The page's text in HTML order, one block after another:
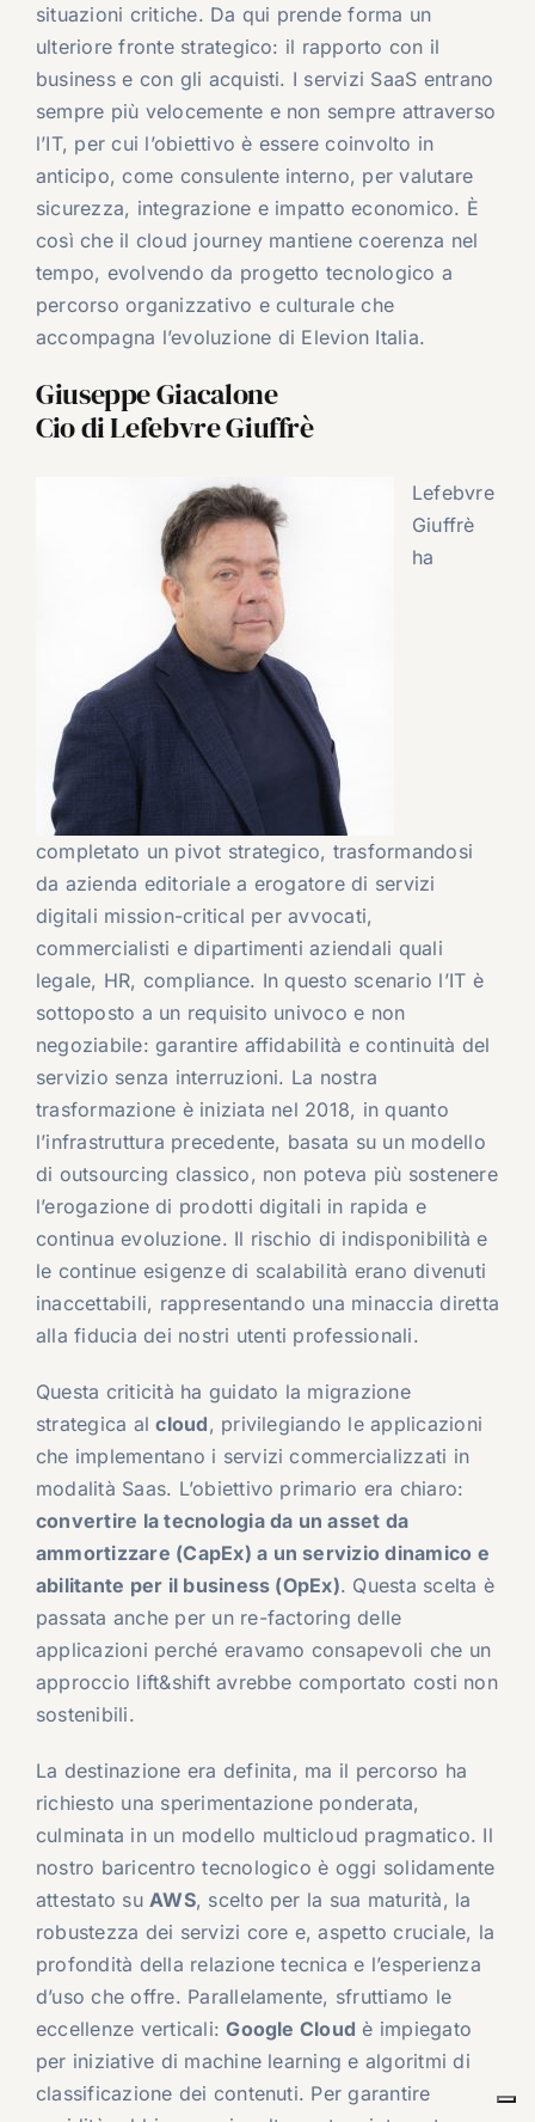
situazioni critiche. Da qui prende forma un
ulteriore fronte strategico: il rapporto con il
business e con gli acquisti. I servizi SaaS entrano
sempre più velocemente e non sempre attraverso
l’IT, per cui l’obiettivo è essere coinvolto in
anticipo, come consulente interno, per valutare
sicurezza, integrazione e impatto economico. È
così che il cloud journey mantiene coerenza nel
tempo, evolvendo da progetto tecnologico a
percorso organizzativo e culturale che
accompagna l’evoluzione di Elevion Italia.
Giuseppe Giacalone
Cio di Lefebvre Giuffrè
Lefebvre
Giuffrè
ha
completato un pivot strategico, trasformandosi
da azienda editoriale a erogatore di servizi
digitali mission-critical per avvocati,
commercialisti e dipartimenti aziendali quali
legale, HR, compliance. In questo scenario l’IT è
sottoposto a un requisito univoco e non
negoziabile: garantire affidabilità e continuità del
servizio senza interruzioni. La nostra
trasformazione è iniziata nel 2018, in quanto
l’infrastruttura precedente, basata su un modello
di outsourcing classico, non poteva più sostenere
l’erogazione di prodotti digitali in rapida e
continua evoluzione. Il rischio di indisponibilità e
le continue esigenze di scalabilità erano divenuti
inaccettabili, rappresentando una minaccia diretta
alla fiducia dei nostri utenti professionali.
Questa criticità ha guidato la migrazione
strategica alcloud, privilegiando le applicazioni
che implementano i servizi commercializzati in
modalità Saas. L’obiettivo primario era chiaro:
convertire la tecnologia da un asset da
ammortizzare (CapEx) a un servizio dinamico e
abilitante per il business (OpEx). Questa scelta è
passata anche per un re-factoring delle
applicazioni perché eravamo consapevoli che un
approccio lift&shift avrebbe comportato costi non
sostenibili.
La destinazione era definita, ma il percorso ha
richiesto una sperimentazione ponderata,
culminata in un modello multicloud pragmatico. Il
nostro baricentro tecnologico è oggi solidamente
attestato su AWS, scelto per la sua maturità, la
robustezza dei servizi core e, aspetto cruciale, la
profondità della relazione tecnica e l’esperienza
d’uso che offre. Parallelamente, sfruttiamo le
eccellenze verticali:Google Cloud è impiegato
per iniziative di machine learning e algoritmi di
classificazione dei contenuti. Per garantire